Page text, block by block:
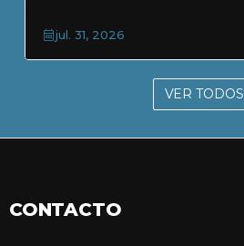
jul. 31, 2026
VER TODOS
CONTACTO